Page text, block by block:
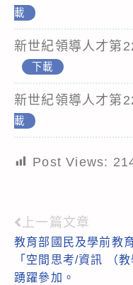
載
新世紀領導人才第
下載
新世紀領導人才第
載
Post Views:
Read
more
articles
上一篇文章
教育部國民及學前教
「空間思考/資訊 （
踴躍參加。